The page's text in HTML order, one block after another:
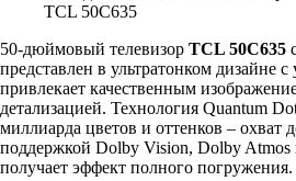
TCL 50C635
50-дюймовый телевизор TCL 50C635
представлен в ультратонком дизайне
привлекает качественным
детализацией. Технология Quantum
миллиарда цветов и оттенков – охват
поддержкой Dolby Vision, Dolby Atmos
получает эффект полного погружения.